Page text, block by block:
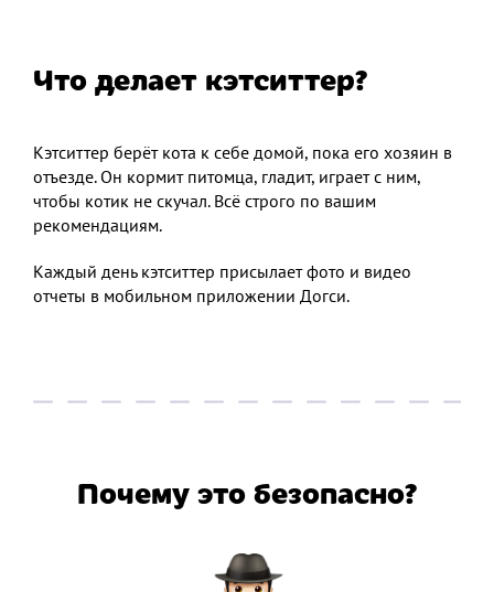
Что делает кэтситтер?
Кэтситтер берёт кота к себе домой, пока его хозяин в
отъезде. Он кормит питомца, гладит, играет с ним,
чтобы котик не скучал. Всё строго по вашим
рекомендациям.
Каждый день кэтситтер присылает фото и видео
отчеты в мобильном приложении Догси.
Почему это безопасно?